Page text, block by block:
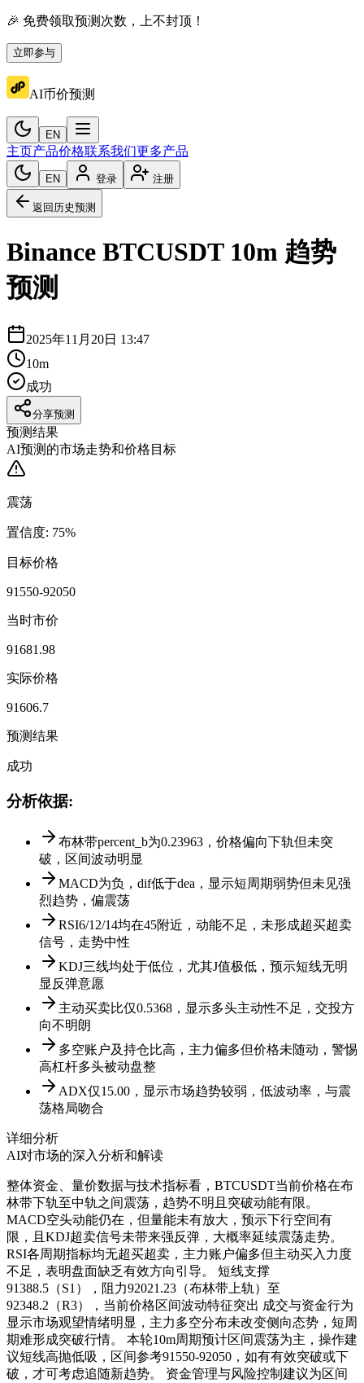
🎉 免费领取预测次数，上不封顶！
立即参与
AI币价预测
EN
主页产品价格联系我们更多产品
EN 登录 注册
返回历史预测
Binance BTCUSDT 10m 趋势
预测
2025年11月20日 13:47
10m
成功
分享预测
预测结果
AI预测的市场走势和价格目标
震荡
置信度: 75%
目标价格
91550-92050
当时市价
91681.98
实际价格
91606.7
预测结果
成功
分析依据:
布林带percent_b为0.23963，价格偏向下轨但未突
破，区间波动明显
MACD为负，dif低于dea，显示短周期弱势但未见强
烈趋势，偏震荡
RSI6/12/14均在45附近，动能不足，未形成超买超卖
信号，走势中性
KDJ三线均处于低位，尤其J值极低，预示短线无明
显反弹意愿
主动买卖比仅0.5368，显示多头主动性不足，交投方
向不明朗
多空账户及持仓比高，主力偏多但价格未随动，警惕
高杠杆多头被动盘整
ADX仅15.00，显示市场趋势较弱，低波动率，与震
荡格局吻合
详细分析
AI对市场的深入分析和解读
整体资金、量价数据与技术指标看，BTCUSDT当前价格在布
林带下轨至中轨之间震荡，趋势不明且突破动能有限。
MACD空头动能仍在，但量能未有放大，预示下行空间有
限，且KDJ超卖信号未带来强反弹，大概率延续震荡走势。
RSI各周期指标均无超买超卖，主力账户偏多但主动买入力度
不足，表明盘面缺乏有效方向引导。 短线支撑
91388.5（S1），阻力92021.23（布林带上轨）至
92348.2（R3），当前价格区间波动特征突出 成交与资金行为
显示市场观望情绪明显，主力多空分布未改变侧向态势，短周
期难形成突破行情。 本轮10m周期预计区间震荡为主，操作建
议短线高抛低吸，区间参考91550-92050，如有有效突破或下
破，才可考虑追随新趋势。 资金管理与风险控制建议为区间